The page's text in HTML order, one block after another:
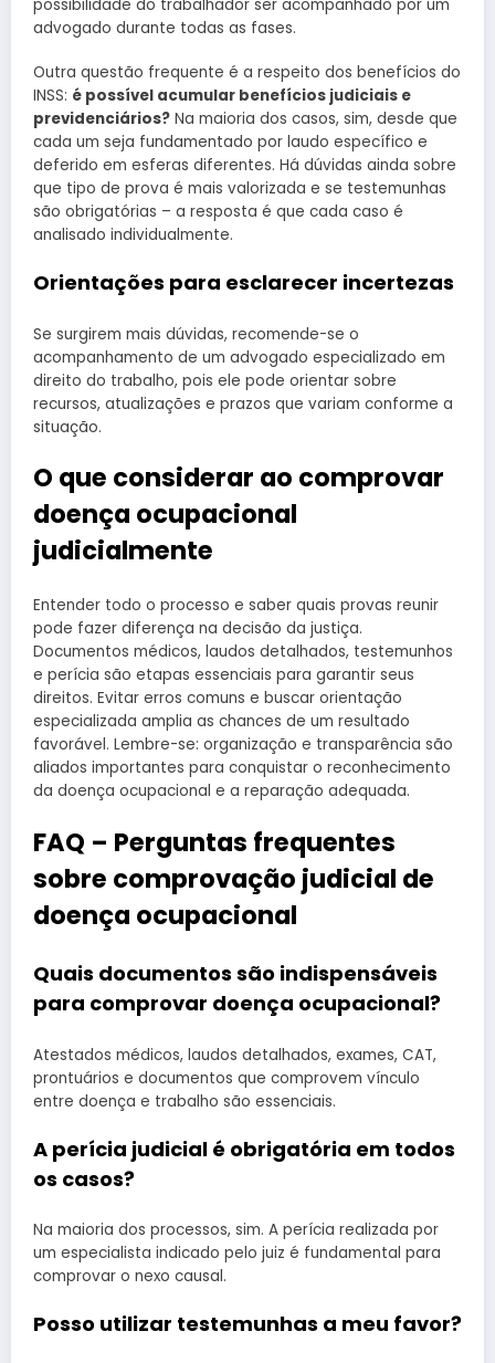
possibilidade do trabalhador ser acompanhado por um
advogado durante todas as fases.
Outra questão frequente é a respeito dos benefícios do
INSS: é possível acumular benefícios judiciais e
previdenciários? Na maioria dos casos, sim, desde que
cada um seja fundamentado por laudo específico e
deferido em esferas diferentes. Há dúvidas ainda sobre
que tipo de prova é mais valorizada e se testemunhas
são obrigatórias – a resposta é que cada caso é
analisado individualmente.
Orientações para esclarecer incertezas
Se surgirem mais dúvidas, recomende-se o
acompanhamento de um advogado especializado em
direito do trabalho, pois ele pode orientar sobre
recursos, atualizações e prazos que variam conforme a
situação.
O que considerar ao comprovar
doença ocupacional
judicialmente
Entender todo o processo e saber quais provas reunir
pode fazer diferença na decisão da justiça.
Documentos médicos, laudos detalhados, testemunhos
e perícia são etapas essenciais para garantir seus
direitos. Evitar erros comuns e buscar orientação
especializada amplia as chances de um resultado
favorável. Lembre-se: organização e transparência são
aliados importantes para conquistar o reconhecimento
da doença ocupacional e a reparação adequada.
FAQ – Perguntas frequentes
sobre comprovação judicial de
doença ocupacional
Quais documentos são indispensáveis
para comprovar doença ocupacional?
Atestados médicos, laudos detalhados, exames, CAT,
prontuários e documentos que comprovem vínculo
entre doença e trabalho são essenciais.
A perícia judicial é obrigatória em todos
os casos?
Na maioria dos processos, sim. A perícia realizada por
um especialista indicado pelo juiz é fundamental para
comprovar o nexo causal.
Posso utilizar testemunhas a meu favor?